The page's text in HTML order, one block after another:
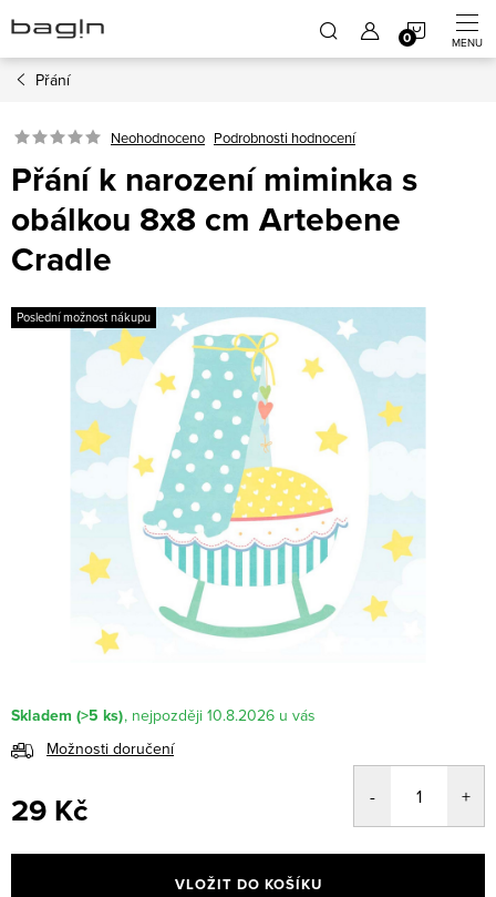
na
obsah
Přání
Neohodnoceno Podrobnosti hodnocení
Přání k narození miminka s
obálkou 8x8 cm Artebene
Cradle
Poslední možnost nákupu
Skladem (>5 ks)
10.8.2026
Možnosti doručení
29 Kč
cena:
VLOŽIT DO KOŠÍKU